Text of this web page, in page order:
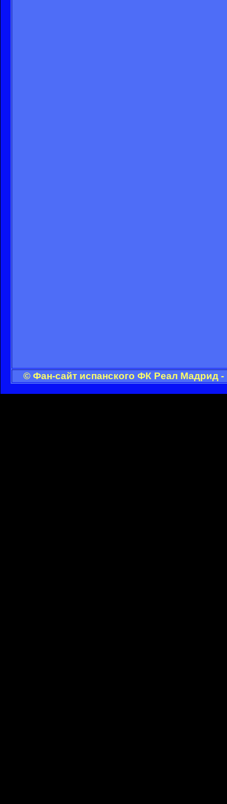
© Фан-сайт испанского ФК Реал Мадрид